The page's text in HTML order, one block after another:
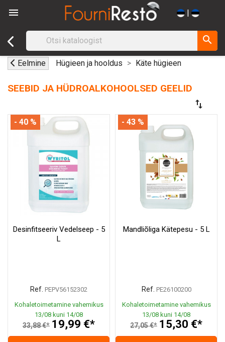
 |
search
Eelmine Hügieen ja hooldus Käte hügieen
SEEBID JA HÜDROALKOHOOLSED GEELID
swap_vert
Desinfitseeriv Vedelseep - 5
L
Ref. PEPV56152302
Kohaletoimetamine vahemikus
13/08 kuni 14/08
33,88 €* 19,99 €*
- 40 %
Mandliõliga Kätepesu - 5 L
Ref. PE26100200
Kohaletoimetamine vahemikus
13/08 kuni 14/08
27,05 €* 15,30 €*
- 43 %